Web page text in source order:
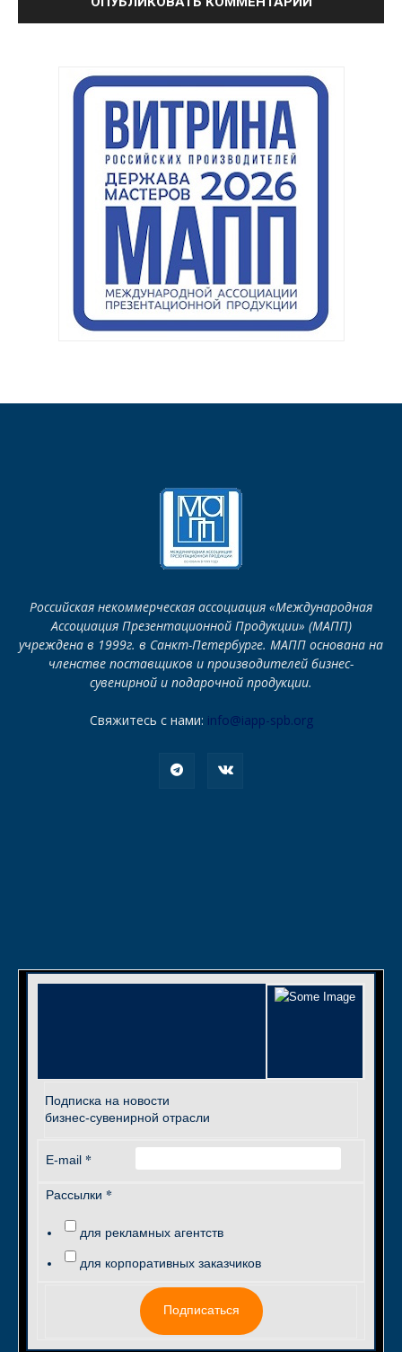
Российская некоммерческая ассоциация «Международная
Ассоциация Презентационной Продукции» (МАПП)
учреждена в 1999г. в Санкт-Петербурге. МАПП основана на
членстве поставщиков и производителей бизнес-
сувенирной и подарочной продукции.
Свяжитесь с нами: info@iapp-spb.org
Подписка на новости
бизнес-сувенирной отрасли
E-mail *
Рассылки *
для рекламных агентств
для корпоративных заказчиков
Подписаться